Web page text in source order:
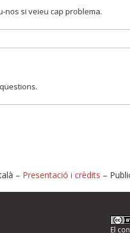
nos si veieu cap problema.
o
– Presentació i crèdits –
El